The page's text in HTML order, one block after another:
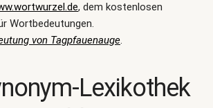
, dem kostenlosen
Wortbedeutungen.
von Tagpfauenauge.
Lexikothek